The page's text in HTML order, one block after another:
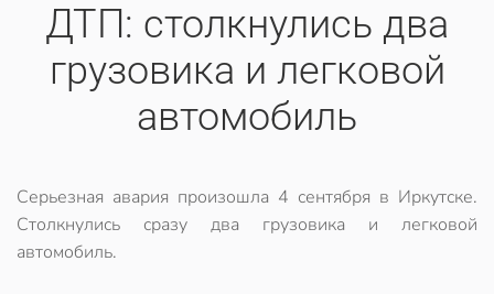
ДТП: столкнулись два
грузовика и легковой
автомобиль
Серьезная авария произошла 4 сентября в Иркутске.
Столкнулись сразу два грузовика и легковой
автомобиль.